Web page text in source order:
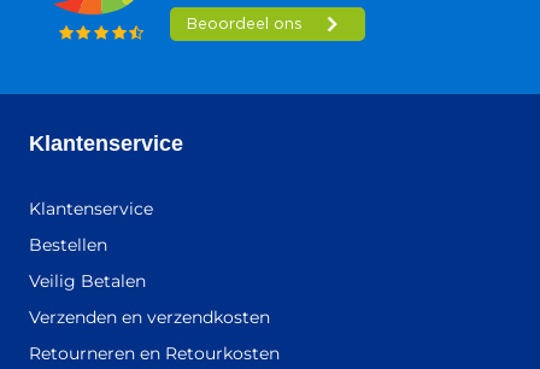
Klantenservice
Klantenservice
Bestellen
Veilig Betalen
Verzenden en verzendkosten
Retourneren en Retourkosten